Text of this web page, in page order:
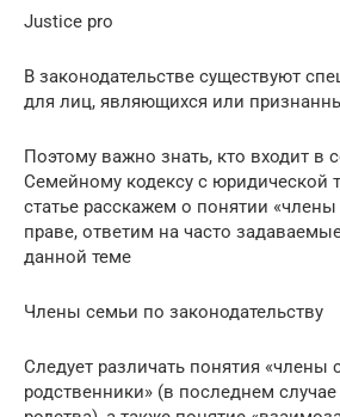
Justice pro
В законодательстве существуют
для лиц, являющихся или
Поэтому важно знать, кто входит в
Семейному кодексу с юридической
статье расскажем о понятии
праве, ответим на часто
данной теме
Члены семьи по законодательству
Следует различать понятия «члены
родственники» (в последнем